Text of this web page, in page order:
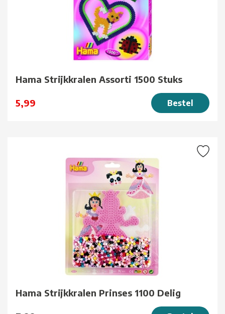
Hama Strijkkralen Assorti 1500 Stuks
5,99 Bestel
Hama Strijkkralen Prinses 1100 Delig